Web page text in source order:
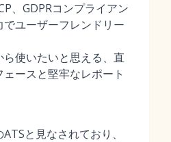
、GDPRコンプライアン
ユーザーフレンドリー
使いたいと思える、直
ースと堅牢なレポート
と見なされており、